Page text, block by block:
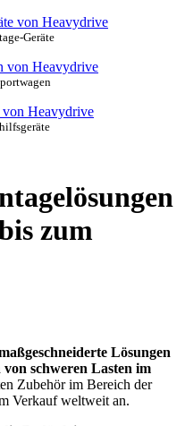
Geräte
zum
Lösungen
schweren Lasten im
Zubehör im Bereich der
Verkauf weltweit an.